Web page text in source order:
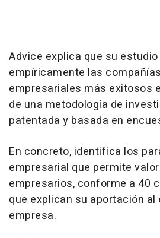
Advice explica que su
empíricamente las
empresariales más exitosos
de una metodología de
patentada y basada en
En concreto, identifica los
empresarial que permite
empresarios, conforme a 40
que explican su aportación al
empresa.